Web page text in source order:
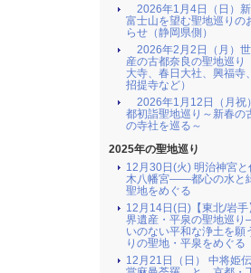
2026年1月4日（日）新
富士山を望む聖地巡りの
らせ（静岡県側）
2026年2月2日（月）
産の古都奈良の聖地巡り
大寺、春日大社、興福寺
招提寺など）
2026年1月12日（月祝
都初詣聖地巡り～新春の
の寺社を巡る～
2025年の聖地巡り
12月30日(火) 明治神宮と
木八幡宮――都心の水と
聖地をめぐる
12月14日(日)【東北/岩手
界遺産・平泉の聖地巡
いのない平和な浄土を願
りの聖地・平泉をめぐる
12月21日（日） 中将姫